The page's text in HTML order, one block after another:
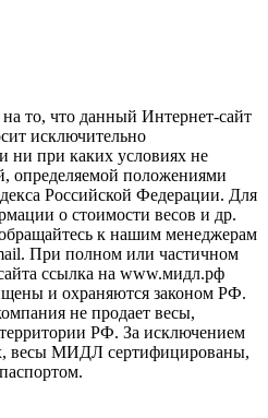
то, что данный Интернет-сайт
исключительно
ни при каких условиях не
определяемой положениями
Российской Федерации. Для
о стоимости весов и др.
к нашим менеджерам
При полном или частичном
ссылка на www.мидл.рф
и охраняются законом РФ.
не продает весы,
РФ. За исключением
весы МИДЛ сертифицированы,